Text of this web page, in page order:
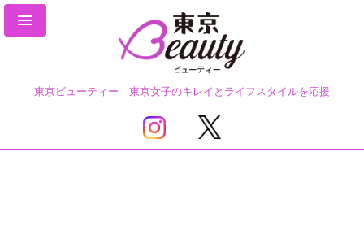
東京ビューティー 東京女子のキレイとライフスタイルを応援